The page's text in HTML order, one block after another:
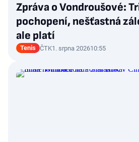
Zpráva o Vondroušové:
pochopení, nešťastná
ale platí
Tenis ČTK1. srpna 202610:55